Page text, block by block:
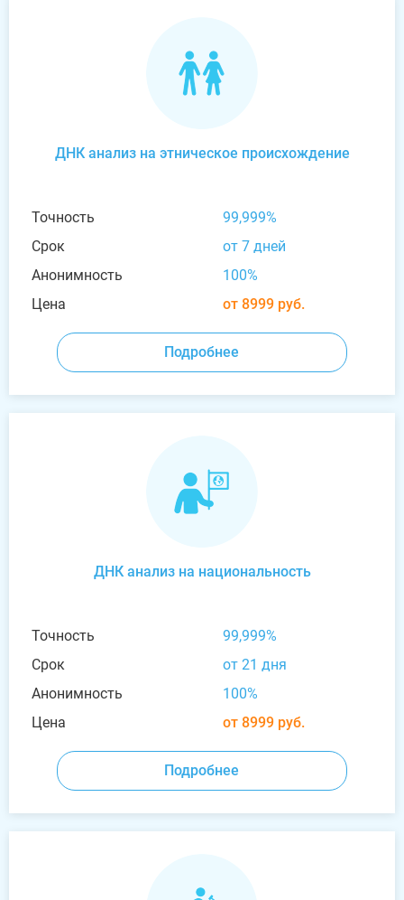
ДНК анализ на этническое происхождение
Точность
99,999%
Срок
от 7 дней
Анонимность
100%
Цена
от 8999 руб.
Подробнее
ДНК анализ на национальность
Точность
99,999%
Срок
от 21 дня
Анонимность
100%
Цена
от 8999 руб.
Подробнее